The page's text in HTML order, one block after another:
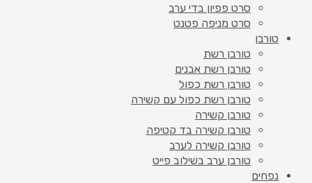
סרט פפיון בדי ערב
סרט מניפה פטנט
טורבן
טורבן רשת
טורבן רשת אבנים
טורבן רשת כפול
טורבן רשת כפול עם קשירה
טורבן קשירה
טורבן קשירה בד קטיפה
טורבן קשירה לערב
טורבן ערב בשילוב פייט
נפחים